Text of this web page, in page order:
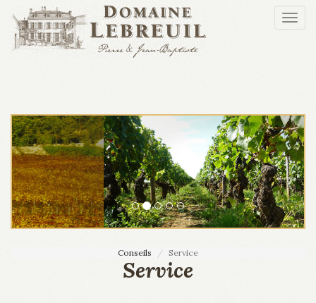
Aller au contenu principal
Conseils Service
Service